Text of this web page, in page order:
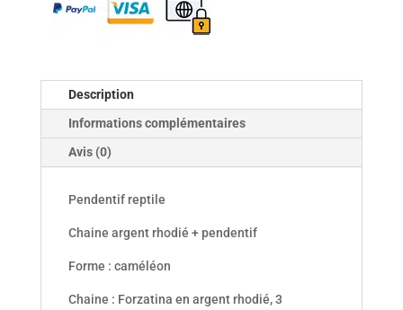
Description
Informations complémentaires
Avis (0)
Pendentif reptile
Chaine argent rhodié + pendentif
Forme : caméléon
Chaine : Forzatina en argent rhodié, 3